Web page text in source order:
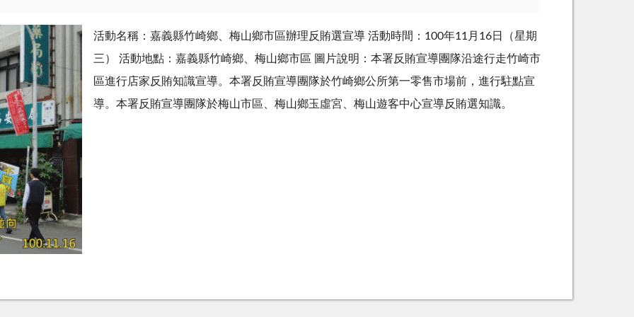
活動名稱：嘉義縣竹崎鄉、梅山鄉市區辦理反賄選宣導 活動時間：100年11月16日（星期
三） 活動地點：嘉義縣竹崎鄉、梅山鄉市區 圖片說明：本署反賄宣導團隊沿途行走竹崎市
區進行店家反賄知識宣導。本署反賄宣導團隊於竹崎鄉公所第一零售市場前，進行駐點宣
導。本署反賄宣導團隊於梅山市區、梅山鄉玉虛宮、梅山遊客中心宣導反賄選知識。